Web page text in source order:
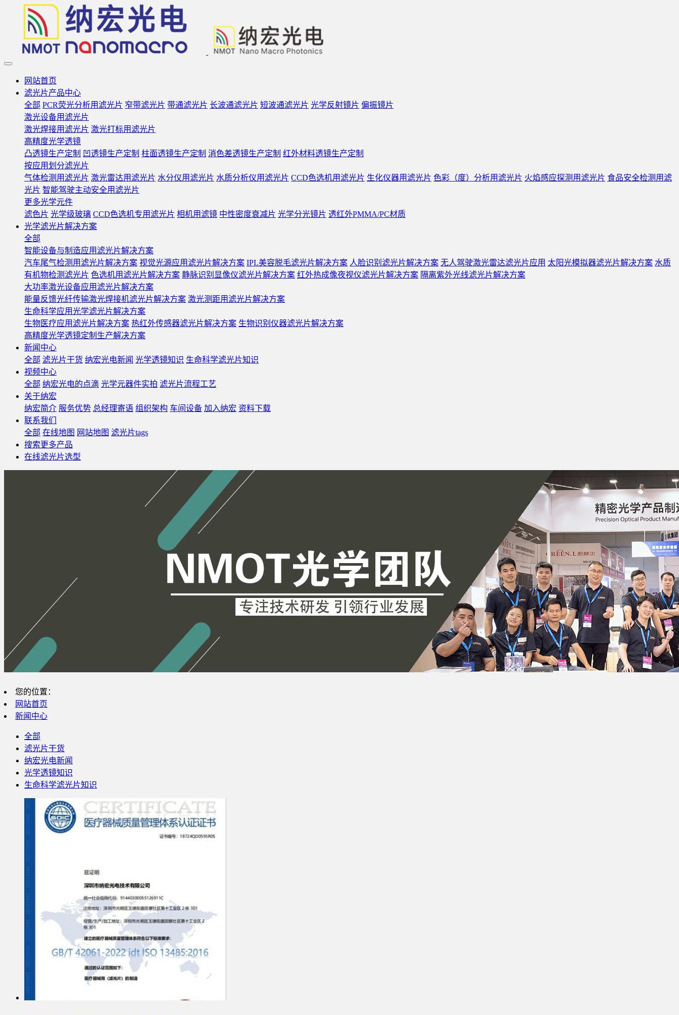
网站首页
滤光片产品中心
全部 PCR荧光分析用滤光片 窄带滤光片 带通滤光片 长波通滤光片 短波通滤光片 光学反射镜片 偏振镜片
激光设备用滤光片
激光焊接用滤光片 激光打标用滤光片
高精度光学透镜
凸透镜生产定制 凹透镜生产定制 柱面透镜生产定制 消色差透镜生产定制 红外材料透镜生产定制
按应用划分滤光片
气体检测用滤光片 激光雷达用滤光片 水分仪用滤光片 水质分析仪用滤光片 CCD色选机用滤光片 生化仪器用滤光片 色彩（度）分析用滤光片 火焰感应探测用滤光片 食品安全检测用滤
光片 智能驾驶主动安全用滤光片
更多光学元件
滤色片 光学级玻璃 CCD色选机专用滤光片 相机用滤镜 中性密度衰减片 光学分光镜片 透红外PMMA/PC材质
光学滤光片解决方案
全部
智能设备与制造应用滤光片解决方案
汽车尾气检测用滤光片解决方案 视觉光源应用滤光片解决方案 IPL美容脱毛滤光片解决方案 人脸识别滤光片解决方案 无人驾驶激光雷达滤光片应用 太阳光模拟器滤光片解决方案 水质
有机物检测滤光片 色选机用滤光片解决方案 静脉识别显像仪滤光片解决方案 红外热成像夜视仪滤光片解决方案 隔离紫外光线滤光片解决方案
大功率激光设备应用滤光片解决方案
能量反馈光纤传输激光焊接机滤光片解决方案 激光测距用滤光片解决方案
生命科学应用光学滤光片解决方案
生物医疗应用滤光片解决方案 热红外传感器滤光片解决方案 生物识别仪器滤光片解决方案
高精度光学透镜定制生产解决方案
新闻中心
全部 滤光片干货 纳宏光电新闻 光学透镜知识 生命科学滤光片知识
视频中心
全部 纳宏光电的点滴 光学元器件实拍 滤光片流程工艺
关于纳宏
纳宏简介 服务优势 总经理寄语 组织架构 车间设备 加入纳宏 资料下载
联系我们
全部 在线地图 网站地图 滤光片tags
搜索更多产品
在线滤光片选型
您的位置：
网站首页
新闻中心
全部
滤光片干货
纳宏光电新闻
光学透镜知识
生命科学滤光片知识